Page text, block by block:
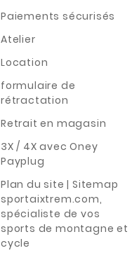
Paiements sécurisés
Atelier
Location
formulaire de
rétractation
Retrait en magasin
3X / 4X avec Oney
Payplug
Plan du site | Sitemap
sportaixtrem.com,
spécialiste de vos
sports de montagne et
cycle